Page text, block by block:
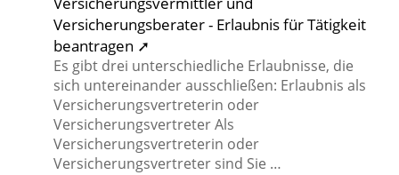
Versicherungsberater - Erlaubnis für Tätigkeit
beantragen ➚
Es gibt drei unterschiedliche Erlaubnisse, die
sich untereinander ausschließen: Erlaubnis als
Versicherungsvertreterin oder
Versicherungsvertreter Als
Versicherungsvertreterin oder
Versicherungsvertreter sind Sie …